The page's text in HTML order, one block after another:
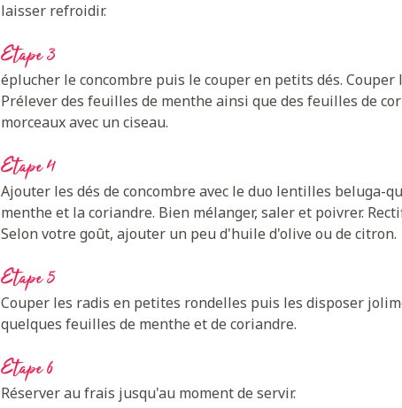
laisser refroidir.
Etape 3
éplucher le concombre puis le couper en petits dés.
Prélever des feuilles de menthe ainsi que des feuilles de
morceaux avec un ciseau.
Etape 4
Ajouter les dés de concombre avec le duo lentilles beluga-
menthe et la coriandre. Bien mélanger, saler et poivrer.
Selon votre goût, ajouter un peu d'huile d'olive ou de citron.
Etape 5
Couper les radis en petites rondelles puis les disposer
quelques feuilles de menthe et de coriandre.
Etape 6
Réserver au frais jusqu'au moment de servir.